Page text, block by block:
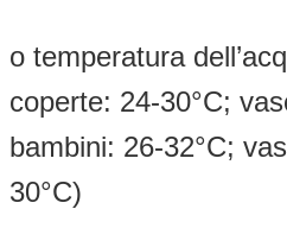
o temperatura
coperte: 24-30°C;
bambini: 26-32°C;
30°C)